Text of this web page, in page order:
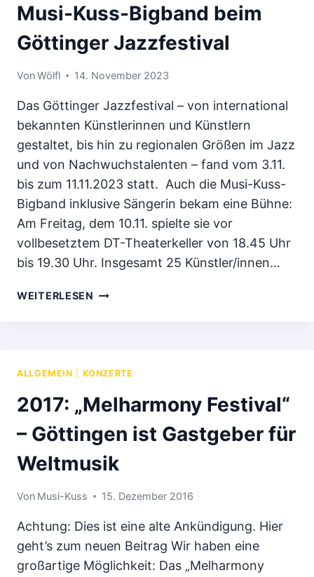
Musi-Kuss-Bigband beim
Göttinger Jazzfestival
VonWölfl 14. November 2023
Das Göttinger Jazzfestival – von international
bekannten Künstlerinnen und Künstlern
gestaltet, bis hin zu regionalen Größen im Jazz
und von Nachwuchstalenten – fand vom 3.11.
bis zum 11.11.2023 statt. Auch die Musi-Kuss-
Bigband inklusive Sängerin bekam eine Bühne:
Am Freitag, dem 10.11. spielte sie vor
vollbesetztem DT-Theaterkeller von 18.45 Uhr
bis 19.30 Uhr. Insgesamt 25 Künstler/innen…
WEITERLESEN MUSI-
JAZZFESTIVAL
ALLGEMEIN KONZERTE
2017: „Melharmony Festival“
– Göttingen ist Gastgeber für
Weltmusik
Von Musi-Kuss 15. Dezember 2016
Achtung: Dies ist eine alte Ankündigung. Hier
geht’s zum neuen Beitrag Wir haben eine
großartige Möglichkeit: Das „Melharmony